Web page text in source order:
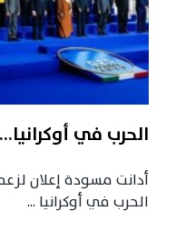
الحرب في
أدانت مسودة إعلان
الحرب في أوكرانيا ...